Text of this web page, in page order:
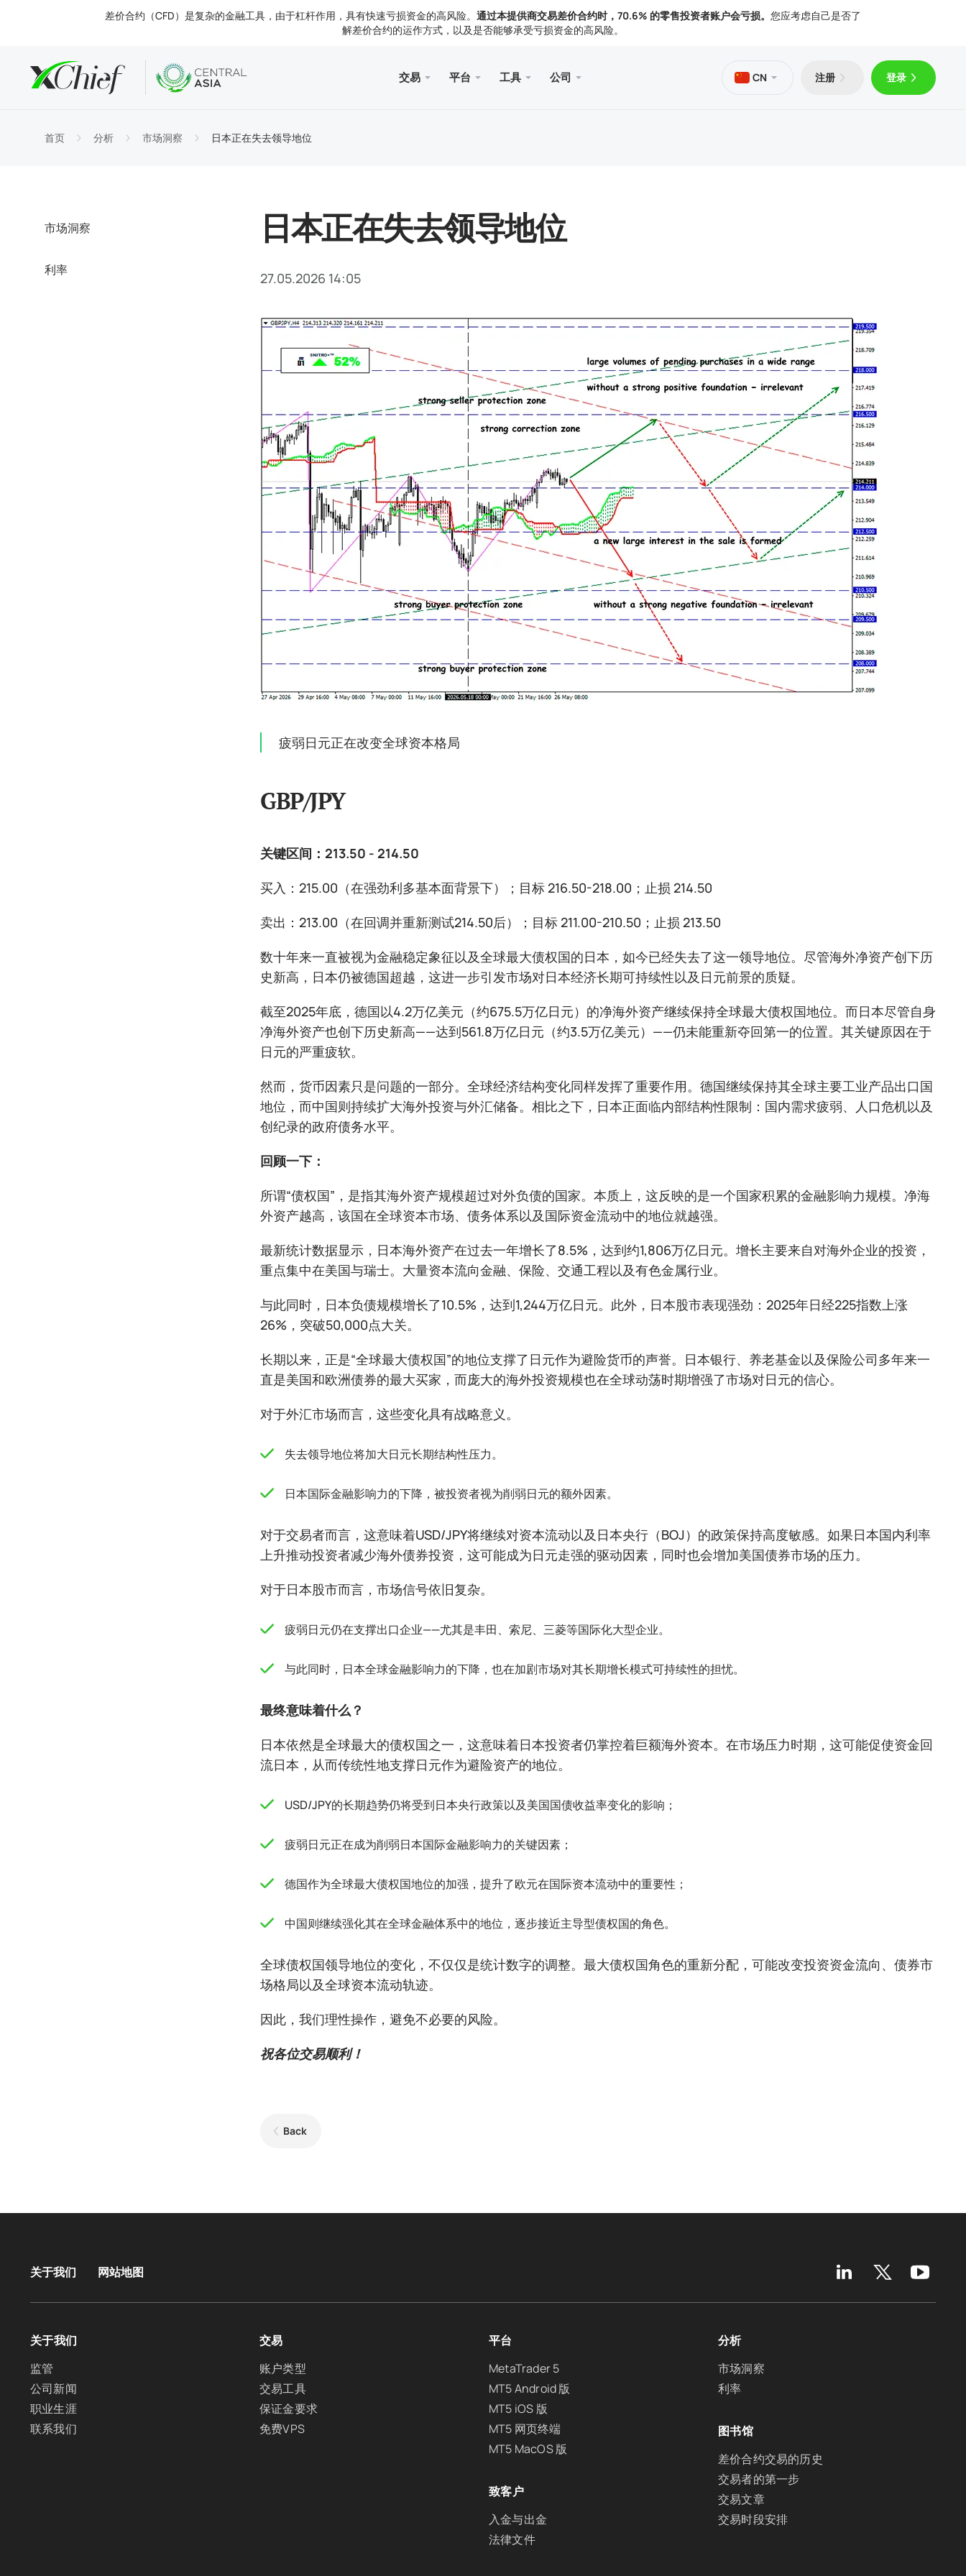
差价合约（CFD）是复杂的金融工具，由于杠杆作用，具有快速亏损资金的高风险。 通过本提供商交易差价合约时，70.6% 的零售投资者账户会亏损。 您应考虑自己是否了
解差价合约的运作方式，以及是否能够承受亏损资金的高风险。
交易
交易工具
平台
MetaTrader 5 网页终端
工具
利率
公司
公司新闻
CN 注册 登录
首页 分析 市场洞察 日本正在失去领导地位
市场洞察
利率
日本正在失去领导地位
27.05.2026 14:05
疲弱日元正在改变全球资本格局
GBP/JPY
关键区间：213.50 - 214.50
买入：215.00（在强劲利多基本面背景下）；目标 216.50-218.00；止损 214.50
卖出：213.00（在回调并重新测试214.50后）；目标 211.00-210.50；止损 213.50
数十年来一直被视为金融稳定象征以及全球最大债权国的日本，如今已经失去了这一领导地位。尽管海外净资产创下历
史新高，日本仍被德国超越，这进一步引发市场对日本经济长期可持续性以及日元前景的质疑。
截至2025年底，德国以4.2万亿美元（约675.5万亿日元）的净海外资产继续保持全球最大债权国地位。而日本尽管自身
净海外资产也创下历史新高——达到561.8万亿日元（约3.5万亿美元）——仍未能重新夺回第一的位置。其关键原因在于
日元的严重疲软。
然而，货币因素只是问题的一部分。全球经济结构变化同样发挥了重要作用。德国继续保持其全球主要工业产品出口国
地位，而中国则持续扩大海外投资与外汇储备。相比之下，日本正面临内部结构性限制：国内需求疲弱、人口危机以及
创纪录的政府债务水平。
回顾一下：
所谓“债权国”，是指其海外资产规模超过对外负债的国家。本质上，这反映的是一个国家积累的金融影响力规模。净海
外资产越高，该国在全球资本市场、债务体系以及国际资金流动中的地位就越强。
最新统计数据显示，日本海外资产在过去一年增长了8.5%，达到约1,806万亿日元。增长主要来自对海外企业的投资，
重点集中在美国与瑞士。大量资本流向金融、保险、交通工程以及有色金属行业。
与此同时，日本负债规模增长了10.5%，达到1,244万亿日元。此外，日本股市表现强劲：2025年日经225指数上涨
26%，突破50,000点大关。
长期以来，正是“全球最大债权国”的地位支撑了日元作为避险货币的声誉。日本银行、养老基金以及保险公司多年来一
直是美国和欧洲债券的最大买家，而庞大的海外投资规模也在全球动荡时期增强了市场对日元的信心。
对于外汇市场而言，这些变化具有战略意义。
失去领导地位将加大日元长期结构性压力。
日本国际金融影响力的下降，被投资者视为削弱日元的额外因素。
对于交易者而言，这意味着USD/JPY将继续对资本流动以及日本央行（BOJ）的政策保持高度敏感。如果日本国内利率
上升推动投资者减少海外债券投资，这可能成为日元走强的驱动因素，同时也会增加美国债券市场的压力。
对于日本股市而言，市场信号依旧复杂。
疲弱日元仍在支撑出口企业——尤其是丰田、索尼、三菱等国际化大型企业。
与此同时，日本全球金融影响力的下降，也在加剧市场对其长期增长模式可持续性的担忧。
最终意味着什么？
日本依然是全球最大的债权国之一，这意味着日本投资者仍掌控着巨额海外资本。在市场压力时期，这可能促使资金回
流日本，从而传统性地支撑日元作为避险资产的地位。
USD/JPY的长期趋势仍将受到日本央行政策以及美国国债收益率变化的影响；
疲弱日元正在成为削弱日本国际金融影响力的关键因素；
德国作为全球最大债权国地位的加强，提升了欧元在国际资本流动中的重要性；
中国则继续强化其在全球金融体系中的地位，逐步接近主导型债权国的角色。
全球债权国领导地位的变化，不仅仅是统计数字的调整。最大债权国角色的重新分配，可能改变投资资金流向、债券市
场格局以及全球资本流动轨迹。
因此，我们理性操作，避免不必要的风险。
祝各位交易顺利！
Back
关于我们 网站地图
关于我们
监管
公司新闻
职业生涯
联系我们
交易
账户类型
交易工具
保证金要求
免费VPS
平台
MetaTrader 5
MT5 Android 版
MT5 iOS 版
MT5 网页终端
MT5 MacOS 版
致客户
入金与出金
法律文件
分析
市场洞察
利率
图书馆
差价合约交易的历史
交易者的第一步
交易文章
交易时段安排